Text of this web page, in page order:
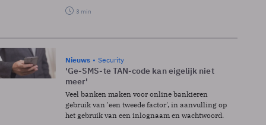
3 min
Nieuws Security
'Ge-SMS-te TAN-code kan eigelijk niet
meer'
Veel banken maken voor online bankieren
gebruik van 'een tweede factor', in aanvulling op
het gebruik van een inlognaam en wachtwoord.